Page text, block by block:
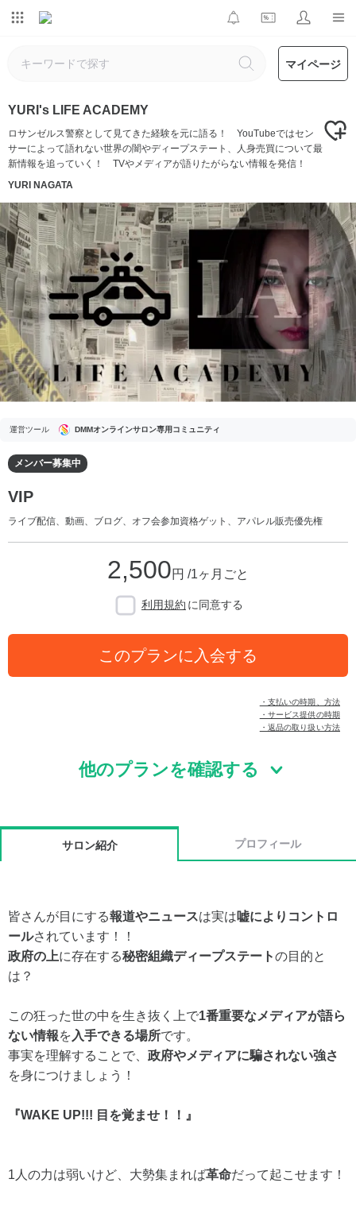
マイページ
YURI's LIFE ACADEMY
ロサンゼルス警察として見てきた経験を元に語る！ YouTubeではセン
サーによって語れない世界の闇やディープステート、人身売買について最
新情報を追っていく！ TVやメディアが語りたがらない情報を発信！
YURI NAGATA
運営ツール DMMオンラインサロン専用コミュニティ
メンバー募集中
VIP
ライブ配信、動画、ブログ、オフ会参加資格ゲット、アパレル販売優先権
2,500円 /1ヶ月ごと
利用規約 に同意する
このプランに入会する
・支払いの時期、方法
・サービス提供の時期
・返品の取り扱い方法
他のプランを確認する
サロン紹介 プロフィール
皆さんが目にする報道やニュースは実は嘘によりコントロ
ールされています！！
政府の上に存在する秘密組織ディープステートの目的と
は？
この狂った世の中を生き抜く上で1番重要なメディアが語ら
ない情報を 入手できる場所です。
事実を理解することで、 政府やメディアに騙されない強さ
を身につけましょう！
『WAKE UP!!! 目を覚ませ！！』
1人の力は弱いけど、大勢集まれば革命だって起こせます！